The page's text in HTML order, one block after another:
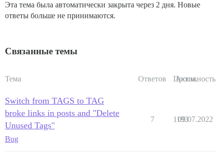
Эта тема была автоматически закрыта через 2 дня. Новые
ответы больше не принимаются.
Связанные темы
Тема Ответов Просм.
Активность
Switch from TAGS to TAG
broke links in posts and "Delete
Unused Tags"
Bug
7 1193
09.07.2022